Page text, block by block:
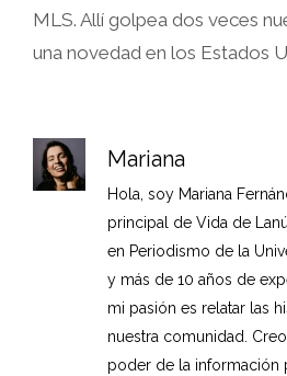
MLS. Allí golpea dos veces
una novedad en los Estados
Mariana
Hola, soy Mariana
principal de Vida de
en Periodismo de la
y más de 10 años de
mi pasión es relatar las
nuestra comunidad.
poder de la información